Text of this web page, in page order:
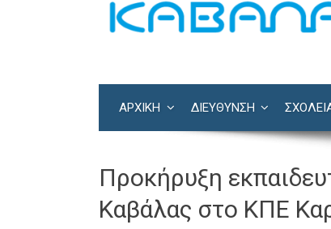
ΑΡΧΙΚΗ ΔΙΕΎΘΥΝΣΗ
Προκήρυξη
Καβάλας στο ΚΠΕ